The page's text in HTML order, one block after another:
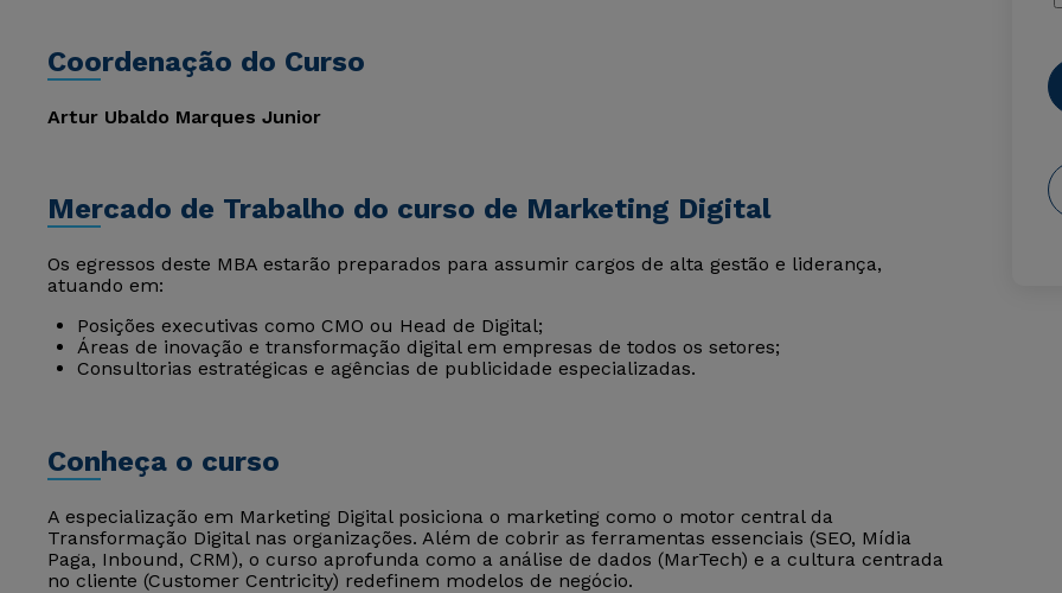
Coordenação do Curso
Artur Ubaldo Marques Junior
Mercado de Trabalho do curso de Marketing Digital
Os egressos deste MBA estarão preparados para assumir cargos de alta gestão e liderança,
atuando em:
Posições executivas como CMO ou Head de Digital;
Áreas de inovação e transformação digital em empresas de todos os setores;
Consultorias estratégicas e agências de publicidade especializadas.
Conheça o curso
A especialização em Marketing Digital posiciona o marketing como o motor central da
Transformação Digital nas organizações. Além de cobrir as ferramentas essenciais (SEO, Mídia
Paga, Inbound, CRM), o curso aprofunda como a análise de dados (MarTech) e a cultura centrada
no cliente (Customer Centricity) redefinem modelos de negócio.